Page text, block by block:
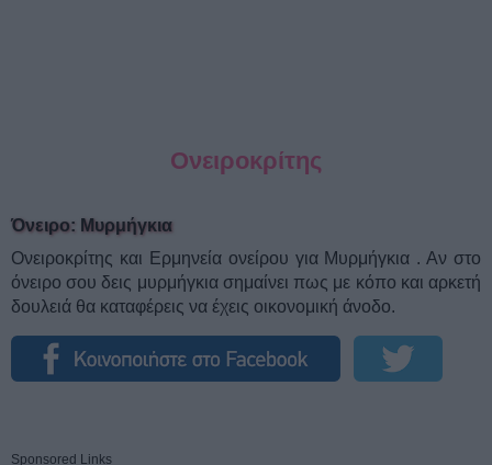
Ονειροκρίτης
Όνειρο: Μυρμήγκια
Ονειροκρίτης και Ερμηνεία ονείρου για Μυρμήγκια . Αν στο
όνειρο σου δεις μυρμήγκια σημαίνει πως με κόπο και αρκετή
δουλειά θα καταφέρεις να έχεις οικονομική άνοδο.
Sponsored Links